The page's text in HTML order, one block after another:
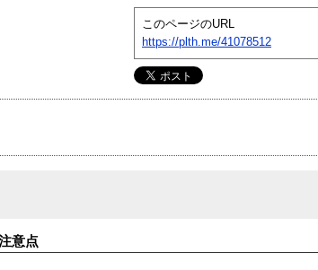
このページのURL
https://plth.me/41078512
意点